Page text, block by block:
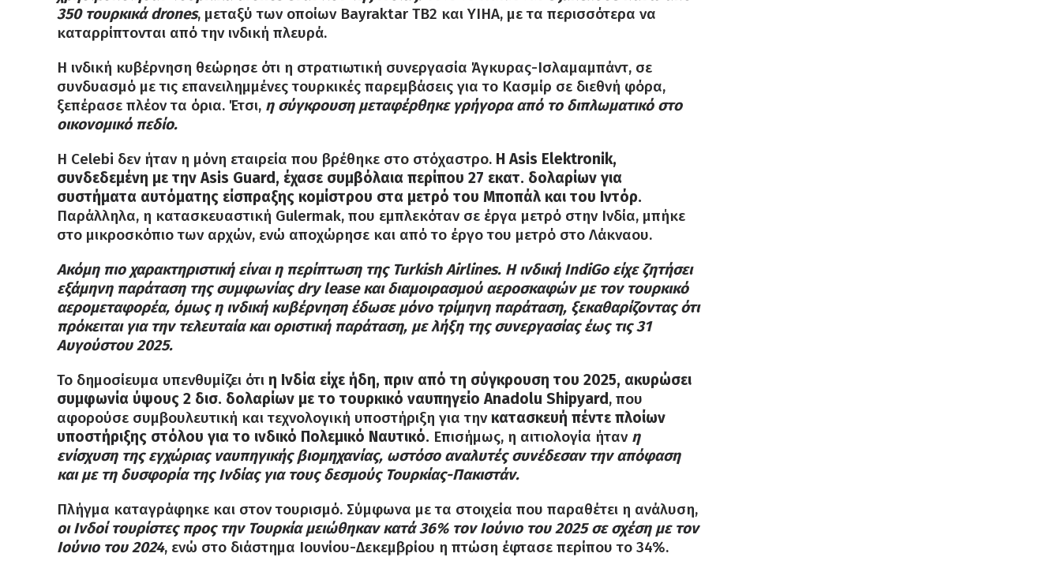
350 τουρκικά drones, μεταξύ των οποίων Bayraktar TB2 και YIHA, με τα περισσότερα να
καταρρίπτονται από την ινδική πλευρά.
Η ινδική κυβέρνηση θεώρησε ότι η στρατιωτική συνεργασία Άγκυρας-Ισλαμαμπάντ, σε
συνδυασμό με τις επανειλημμένες τουρκικές παρεμβάσεις για το Κασμίρ σε διεθνή φόρα,
ξεπέρασε πλέον τα όρια. Έτσι, η σύγκρουση μεταφέρθηκε γρήγορα από το διπλωματικό στο
οικονομικό πεδίο.
Η Celebi δεν ήταν η μόνη εταιρεία που βρέθηκε στο στόχαστρο. Η Asis Elektronik,
συνδεδεμένη με την Asis Guard, έχασε συμβόλαια περίπου 27 εκατ. δολαρίων για
συστήματα αυτόματης είσπραξης κομίστρου στα μετρό του Μποπάλ και του Ιντόρ.
Παράλληλα, η κατασκευαστική Gulermak, που εμπλεκόταν σε έργα μετρό στην Ινδία, μπήκε
στο μικροσκόπιο των αρχών, ενώ αποχώρησε και από το έργο του μετρό στο Λάκναου.
Ακόμη πιο χαρακτηριστική είναι η περίπτωση της Turkish Airlines. Η ινδική IndiGo είχε ζητήσει
εξάμηνη παράταση της συμφωνίας dry lease και διαμοιρασμού αεροσκαφών με τον τουρκικό
αερομεταφορέα, όμως η ινδική κυβέρνηση έδωσε μόνο τρίμηνη παράταση, ξεκαθαρίζοντας ότι
πρόκειται για την τελευταία και οριστική παράταση, με λήξη της συνεργασίας έως τις 31
Αυγούστου 2025.
Το δημοσίευμα υπενθυμίζει ότι η Ινδία είχε ήδη, πριν από τη σύγκρουση του 2025, ακυρώσει
συμφωνία ύψους 2 δισ. δολαρίων με το τουρκικό ναυπηγείο Anadolu Shipyard, που
αφορούσε συμβουλευτική και τεχνολογική υποστήριξη για τηνκατασκευή πέντε πλοίων
υποστήριξης στόλου για το ινδικό Πολεμικό Ναυτικό. Επισήμως, η αιτιολογία ήταν η
ενίσχυση της εγχώριας ναυπηγικής βιομηχανίας, ωστόσο αναλυτές συνέδεσαν την απόφαση
και με τη δυσφορία της Ινδίας για τους δεσμούς Τουρκίας-Πακιστάν.
Πλήγμα καταγράφηκε και στον τουρισμό. Σύμφωνα με τα στοιχεία που παραθέτει η ανάλυση,
οι Ινδοί τουρίστες προς την Τουρκία μειώθηκαν κατά 36% τον Ιούνιο του 2025 σε σχέση με τον
Ιούνιο του 2024, ενώ στο διάστημα Ιουνίου-Δεκεμβρίου η πτώση έφτασε περίπου το 34%.